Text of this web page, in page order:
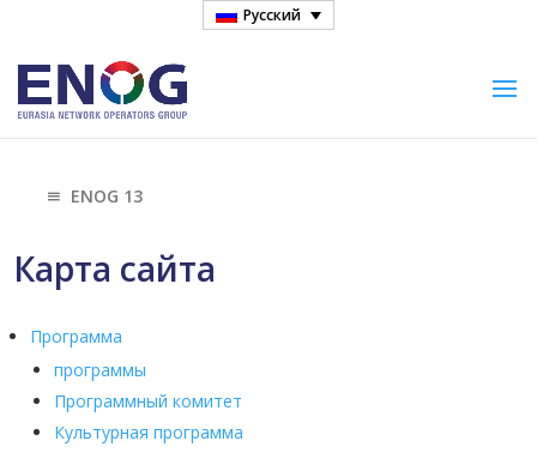
Русский
ENOG 13
Карта сайта
Программа
программы
Программный комитет
Культурная программа